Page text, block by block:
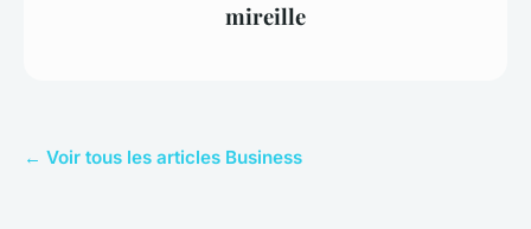
mireille
← Voir tous les articles Business